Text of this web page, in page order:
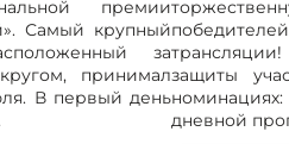
премии
Самый крупный
за
принимал
В первый день
защиты
дневной